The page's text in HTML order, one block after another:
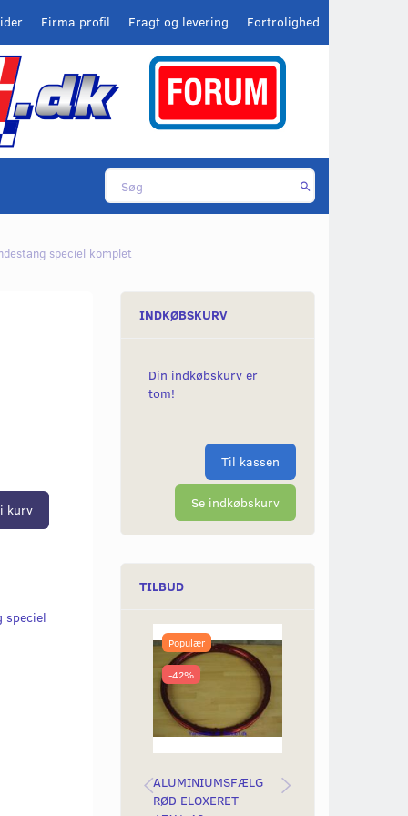
Fortrolighed
Fragt og levering
Firma profil
speciel komplet
kurv
speciel
INDKØBSKURV
Din indkøbskurv er
tom!
Til kassen
Se indkøbskurv
TILBUD
Populær
-42%
ALUMINIUMSFÆLG
RØD ELOXERET